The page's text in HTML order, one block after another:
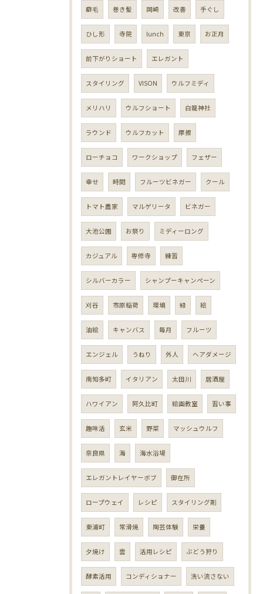
癖毛 巻き髪 岡崎 改善 手ぐし
ひし形 寺院 lunch 東京 お正月
前下がりショート エレガント
スタイリング VISON ウルフミディ
メリハリ ウルフショート 白龍神社
ラウンド ウルフカット 摩擦
ローチョコ ワークショップ フェザー
幸せ 時間 フルーツビネガー クール
トマト農家 マルゲリータ ビネガー
大池公園 お祭り ミディーロング
カジュアル 専修寺 練習
シルバーカラー シャンプーキャンペーン
刈谷 市原稲荷 環境 緑 絵
油絵 キャンバス 毎月 フルーツ
エンジェル うねり 外人 ヘアダメージ
南知多町 イタリアン 太田川 居酒屋
ハワイアン 阿久比町 絵画教室 習い事
趣味活 玄米 野菜 マッシュウルフ
奈良県 海 海水浴場
エレガントレイヤーボブ 御在所
ロープウェイ レシピ スタイリング剤
東浦町 常滑焼 陶芸体験 栄養
夕焼け 雲 活用レシピ ぶどう狩り
酵素活用 コンディショナー 洗い流さない